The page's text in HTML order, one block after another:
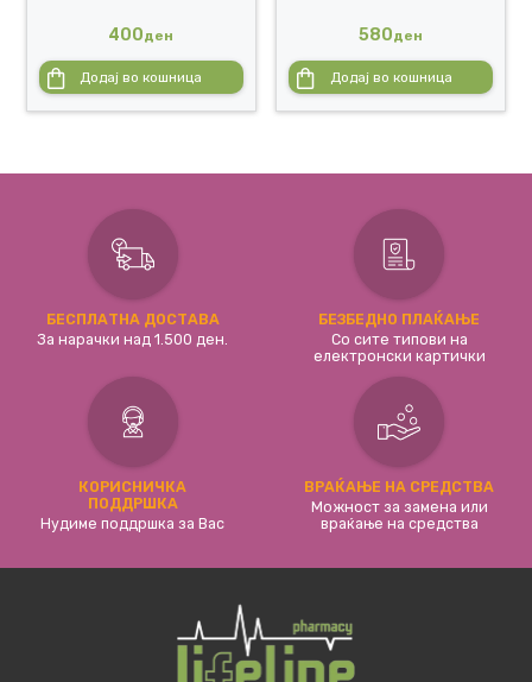
400ден
Додај во кошница
580ден
Додај во кошница
БЕСПЛАТНА ДОСТАВА
За нарачки над 1.500 ден.
БЕЗБЕДНО ПЛАЌАЊЕ
Со сите типови на
електронски картички
КОРИСНИЧКА
ПОДДРШКА
Нудиме поддршка за Вас
ВРАЌАЊЕ НА СРЕДСТВА
Можност за замена или
враќање на средства